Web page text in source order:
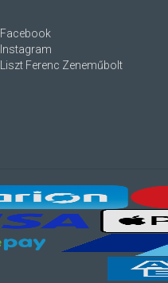
Facebook
Instagram
Liszt Ferenc Zeneműbolt